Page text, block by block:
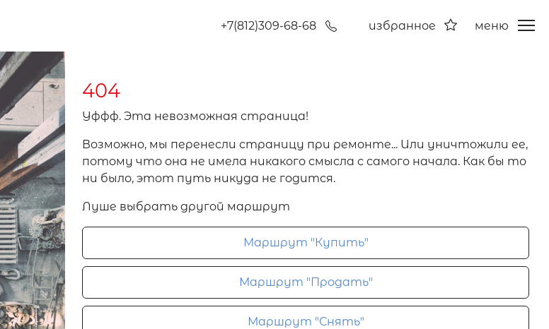
+7(812)309-68-68 избранное меню
404
Уффф. Эта невозможная страница!
Возможно, мы перенесли страницу при ремонте... Или уничтожили ее,
потому что она не имела никакого смысла с самого начала. Как бы то
ни было, этот путь никуда не годится.
Луше выбрать другой маршрут
Маршрут "Купить"
Маршрут "Продать"
Маршрут "Снять"